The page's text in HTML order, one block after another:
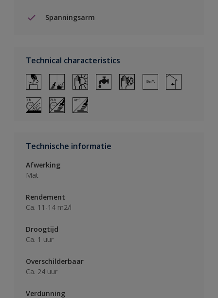
Spanningsarm
Technical characteristics
Technische informatie
Afwerking
Mat
Rendement
Ca. 11-14 m2/l
Droogtijd
Ca. 1 uur
Overschilderbaar
Ca. 24 uur
Verdunning